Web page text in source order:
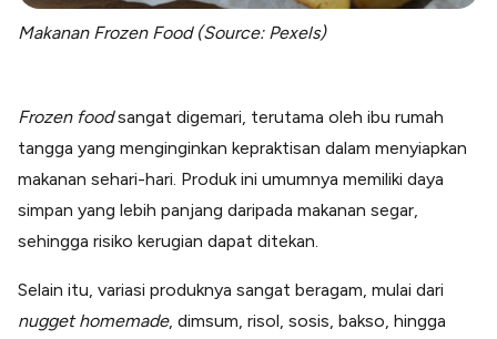
Makanan Frozen Food (Source: Pexels)
Frozen foodsangat digemari, terutama oleh ibu rumah
tangga yang menginginkan kepraktisan dalam menyiapkan
makanan sehari-hari. Produk ini umumnya memiliki daya
simpan yang lebih panjang daripada makanan segar,
sehingga risiko kerugian dapat ditekan.
Selain itu, variasi produknya sangat beragam, mulai dari
nugget homemade, dimsum, risol, sosis, bakso, hingga